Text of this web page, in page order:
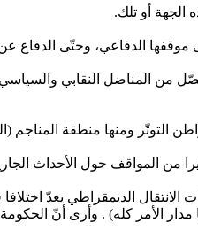
موقفها الدفاعي، وحتّى الدفاع
من المناضل النقابي
التوتّر ومنها منطقة المناجم
المواقف حول الأحداث
الديمقراطي يعدّ اختلافا
الأمر كله) . وأرى أنّ الحكومة